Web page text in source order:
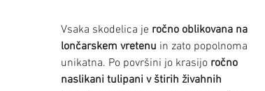
Vsaka skodelica je ročno oblikovana na
lončarskem vretenu in zato popolnoma
unikatna. Po površini jo krasijo ročno
naslikani tulipani v štirih živahnih